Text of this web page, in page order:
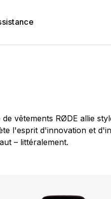
vêtements RØDE allie
l'esprit d'innovation et
– littéralement.